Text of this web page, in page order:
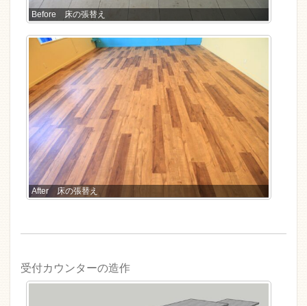
Before 床の張替え
After 床の張替え
受付カウンターの造作